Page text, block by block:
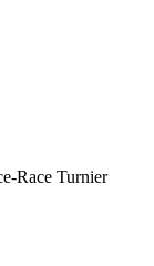
Race Turnier